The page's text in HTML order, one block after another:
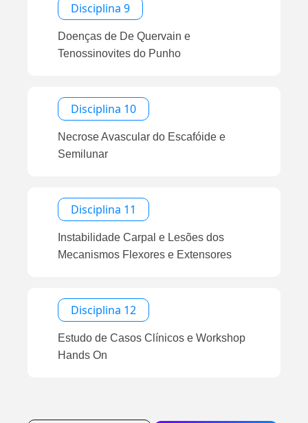
Disciplina 9
Doenças de De Quervain e
Tenossinovites do Punho
Disciplina 10
Necrose Avascular do Escafóide e
Semilunar
Disciplina 11
Instabilidade Carpal e Lesões dos
Mecanismos Flexores e Extensores
Disciplina 12
Estudo de Casos Clínicos e Workshop
Hands On